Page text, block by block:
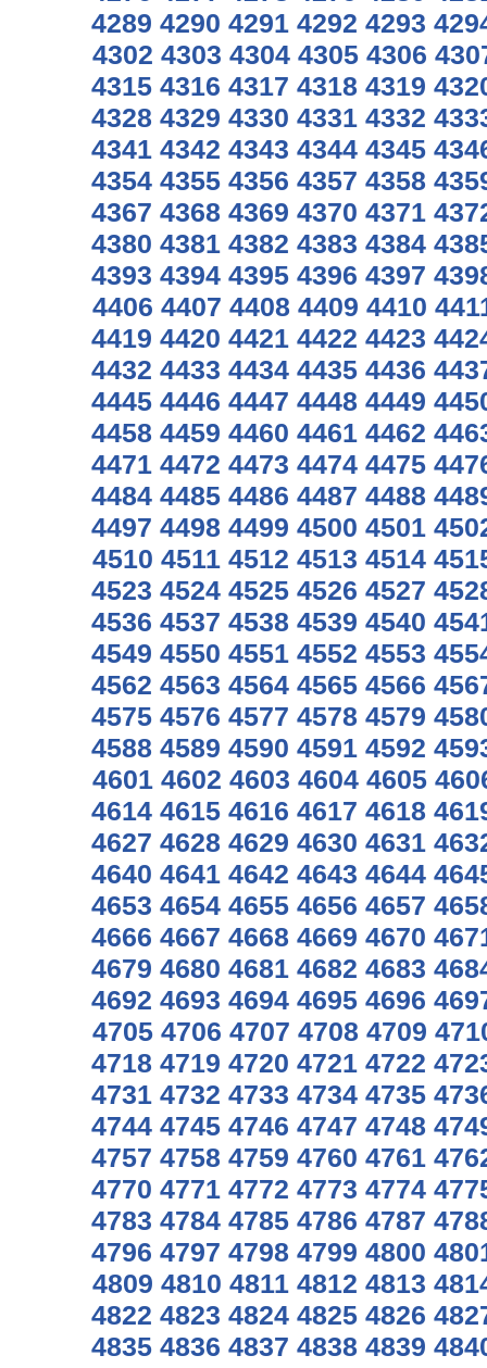
4289 4290 4291 4292 4293
4302 4303 4304 4305 4306
4315 4316 4317 4318 4319
4328 4329 4330 4331 4332
4341 4342 4343 4344 4345
4354 4355 4356 4357 4358
4367 4368 4369 4370 4371
4380 4381 4382 4383 4384
4393 4394 4395 4396 4397
4406 4407 4408 4409 4410
4419 4420 4421 4422 4423
4432 4433 4434 4435 4436
4445 4446 4447 4448 4449
4458 4459 4460 4461 4462
4471 4472 4473 4474 4475
4484 4485 4486 4487 4488
4497 4498 4499 4500 4501
4510 4511 4512 4513 4514
4523 4524 4525 4526 4527
4536 4537 4538 4539 4540
4549 4550 4551 4552 4553
4562 4563 4564 4565 4566
4575 4576 4577 4578 4579
4588 4589 4590 4591 4592
4601 4602 4603 4604 4605
4614 4615 4616 4617 4618
4627 4628 4629 4630 4631
4640 4641 4642 4643 4644
4653 4654 4655 4656 4657
4666 4667 4668 4669 4670
4679 4680 4681 4682 4683
4692 4693 4694 4695 4696
4705 4706 4707 4708 4709
4718 4719 4720 4721 4722
4731 4732 4733 4734 4735
4744 4745 4746 4747 4748
4757 4758 4759 4760 4761
4770 4771 4772 4773 4774
4783 4784 4785 4786 4787
4796 4797 4798 4799 4800
4809 4810 4811 4812 4813
4822 4823 4824 4825 4826
4835 4836 4837 4838 4839